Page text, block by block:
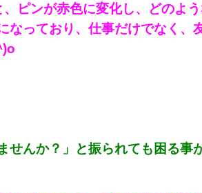
ピンが赤色に変化し、どのよ
なっており、仕事だけでなく、
んか？」と振られても困る事